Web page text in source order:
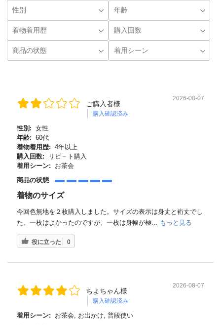
ご購入者様
購入確認済み
2026-08-07
性別: 女性
年齢: 60代
着物着用歴: 4年以上
購入回数:
リピ－ト購入
着用シーン:
お茶会
商品の状態
着物のサイズ
今回色無地を２枚購入しました。サイズの表示は身丈と裄丈でし
た。一枚はよかったのですが、一枚は身幅が極... もっと見る
役に立った 0
ちよちゃん様
購入確認済み
2026-08-07
着用シーン:
お茶会, お出かけ, 普段使い